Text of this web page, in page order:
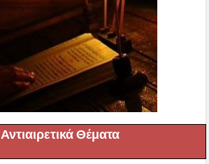
Αντιαιρετικά Θέματα